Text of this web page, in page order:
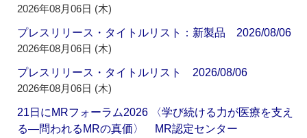
2026年08月06日 (木)
プレスリリース・タイトルリスト：新製品 2026/08/06
2026年08月06日 (木)
プレスリリース・タイトルリスト 2026/08/06
2026年08月06日 (木)
21日にMRフォーラム2026 〈学び続ける力が医療を支え
る―問われるMRの真価〉 MR認定センター